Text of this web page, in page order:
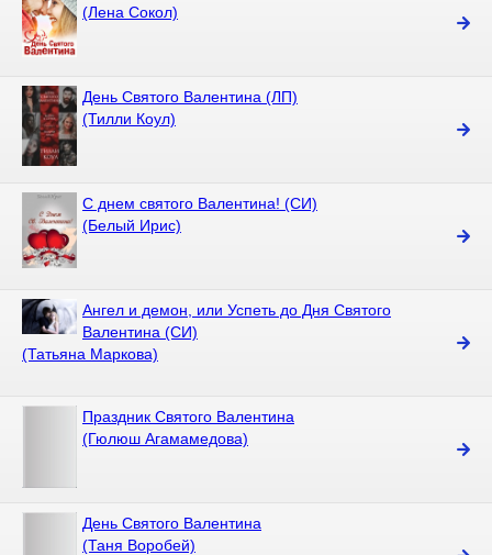
(Лена Сокол)
День Святого Валентина (ЛП)
(Тилли Коул)
С днем святого Валентина! (СИ)
(Белый Ирис)
Ангел и демон, или Успеть до Дня Святого
Валентина (СИ)
(Татьяна Маркова)
Праздник Святого Валентина
(Гюлюш Агамамедова)
День Святого Валентина
(Таня Воробей)